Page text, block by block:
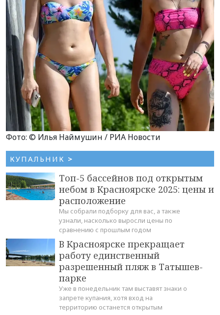
Фото: © Илья Наймушин / РИА Новости
КУПАЛЬНИК >
Топ-5 бассейнов под открытым
небом в Красноярске 2025: цены и
расположение
Мы собрали подборку для вас, а также
узнали, насколько выросли цены по
сравнению с прошлым годом
В Красноярске прекращает
работу единственный
разрешенный пляж в Татышев-
парке
Уже в понедельник там выставят знаки о
запрете купания, хотя вход на
территорию останется открытым